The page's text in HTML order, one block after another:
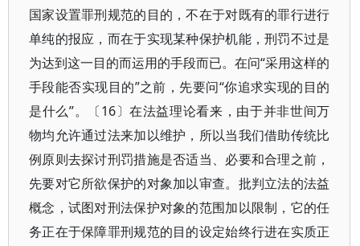
国家设置罪刑规范的目的，不在于对既有的罪行进行
单纯的报应，而在于实现某种保护机能，刑罚不过是
为达到这一目的而运用的手段而已。在问“采用这样的
手段能否实现目的”之前，先要问“你追求实现的目的
是什么”。〔16〕在法益理论看来，由于并非世间万
物均允许通过法来加以维护，所以当我们借助传统比
例原则去探讨刑罚措施是否适当、必要和合理之前，
先要对它所欲保护的对象加以审查。批判立法的法益
概念，试图对刑法保护对象的范围加以限制，它的任
务正在于保障罪刑规范的目的设定始终行进在实质正